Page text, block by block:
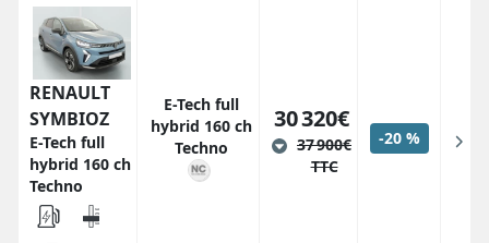
RENAULT
SYMBIOZ
E-Tech full
hybrid 160 ch
Techno
E-Tech full
hybrid 160 ch
Techno
30 320€
37 900€
TTC
-20 %